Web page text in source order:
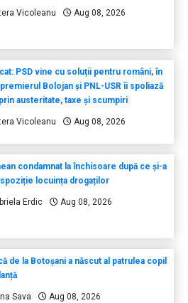
Vicoleanu Aug 08, 2026
PSD vine cu soluții pentru români, în
Bolojan și PNL-USR îi spoliază
austeritate, taxe și scumpiri
Vicoleanu Aug 08, 2026
condamnat la închisoare după ce și-a
locuința drogaților
Erdic Aug 08, 2026
de la Botoșani a născut al patrulea copil
Sava Aug 08, 2026